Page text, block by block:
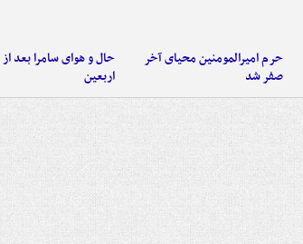
حرم امیرالمومنین محیای آخر
صفر شد
حال و هوای سامرا بعد از
اربعین